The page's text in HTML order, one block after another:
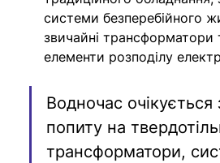
системи безперебійного
звичайні трансформатори
елементи розподілу
Водночас очікується
попиту на
трансформатори,